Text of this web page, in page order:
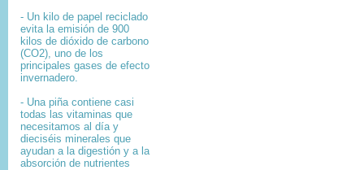
- Un kilo de papel reciclado
evita la emisión de 900
kilos de dióxido de carbono
(CO2), uno de los
principales gases de efecto
invernadero.
- Una piña contiene casi
todas las vitaminas que
necesitamos al día y
dieciséis minerales que
ayudan a la digestión y a la
absorción de nutrientes